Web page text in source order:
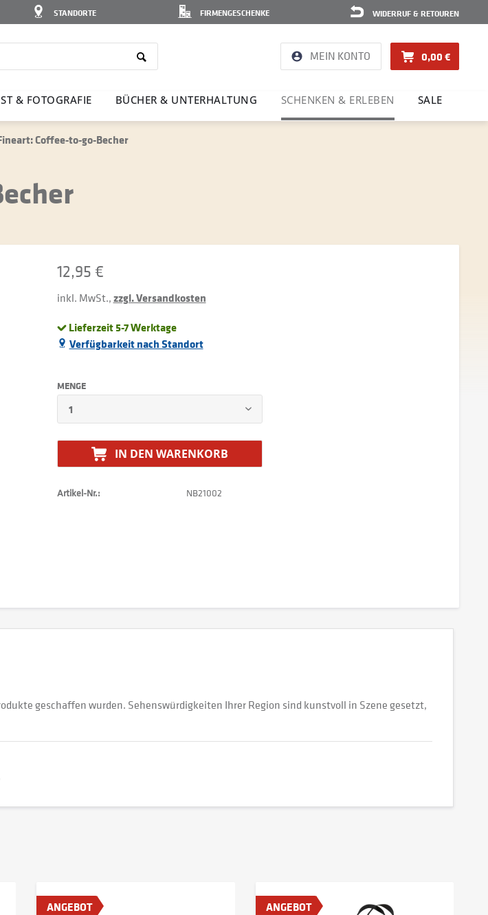
WIDERRUF & RETOUREN
FIRMENGESCHENKE
STANDORTE
MEIN KONTO 0,00 €
& FOTO­GRAFIE BÜCHER & UNTER­HAL­TUNG SCHENKEN & ERLEBEN SALE
Coffee-to-go-Becher
12,95 €
inkl. MwSt.,zzgl. Versandkosten
Lieferzeit 5-7 Werktage
Verfügbarkeit nach Standort
MENGE
IN DEN WARENKORB
Artikel-Nr.: NB21002
geschaffen wurden. Sehenswürdigkeiten Ihrer Region sind kunstvoll in Szene gesetzt,
ANGEBOT ANGEBOT